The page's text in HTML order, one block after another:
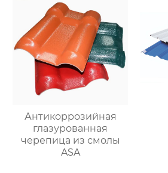
Антикоррозийная
глазурованная
черепица из смолы
ASA